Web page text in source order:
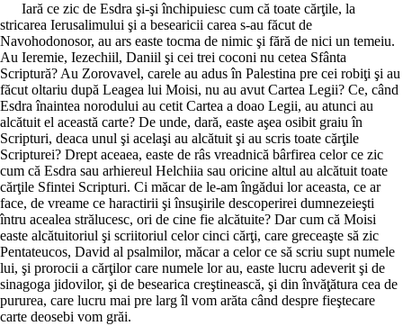
Iară ce zic de Esdra şi-şi închipuiesc cum că toate cărţile, la
stricarea Ierusalimului şi a besearicii carea s-au făcut de
Navohodonosor, au ars easte tocma de nimic şi fără de nici un temeiu.
Au Ieremie, Iezechiil, Daniil şi cei trei coconi nu cetea Sfânta
Scriptură? Au Zorovavel, carele au adus în Palestina pre cei robiţi şi au
făcut oltariu după Leagea lui Moisi, nu au avut Cartea Legii? Ce, când
Esdra înaintea norodului au cetit Cartea a doao Legii, au atunci au
alcătuit el această carte? De unde, dară, easte aşea osibit graiu în
Scripturi, deaca unul şi acelaşi au alcătuit şi au scris toate cărţile
Scripturei? Drept aceaea, easte de râs vreadnică bârfirea celor ce zic
cum că Esdra sau arhiereul Helchiia sau oricine altul au alcătuit toate
cărţile Sfintei Scripturi. Ci măcar de le-am îngădui lor aceasta, ce ar
face, de vreame ce haractirii şi însuşirile descoperirei dumnezeieşti
întru acealea strălucesc, ori de cine fie alcătuite? Dar cum că Moisi
easte alcătuitoriul şi scriitoriul celor cinci cărţi, care greceaşte să zic
Pentateucos, David al psalmilor, măcar a celor ce să scriu supt numele
lui, şi prorocii a cărţilor care numele lor au, easte lucru adeverit şi de
sinagoga jidovilor, şi de besearica creştinească, şi din învăţătura cea de
pururea, care lucru mai pre larg îl vom arăta când despre fieştecare
carte deosebi vom grăi.